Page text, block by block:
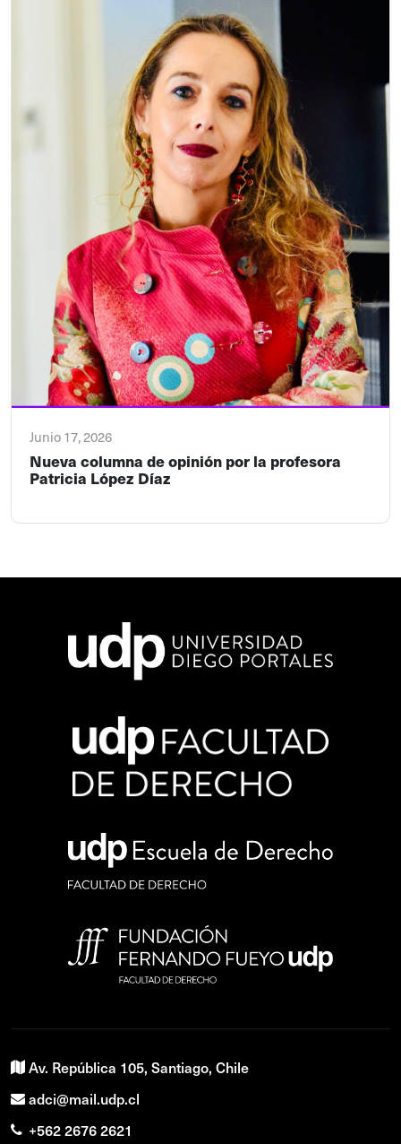
Junio 17, 2026
Nueva columna de opinión por la profesora
Patricia López Díaz
Av. República 105, Santiago, Chile
adci@mail.udp.cl
+562 2676 2621